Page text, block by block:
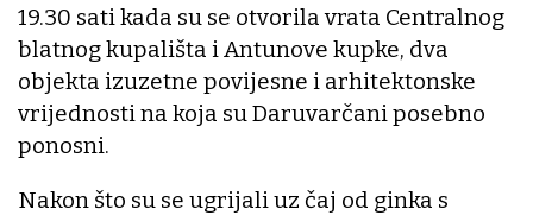
19.30 sati kada su se otvorila vrata Centralnog
blatnog kupališta i Antunove kupke, dva
objekta izuzetne povijesne i arhitektonske
vrijednosti na koja su Daruvarčani posebno
ponosni.
Nakon što su se ugrijali uz čaj od ginka s